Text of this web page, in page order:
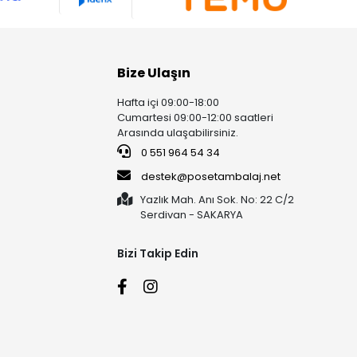
Bize Ulaşın
Hafta içi 09:00-18:00
Cumartesi 09:00-12:00 saatleri
Arasında ulaşabilirsiniz.
0 551 964 54 34
destek@posetambalaj.net
Yazlık Mah. Anı Sok. No: 22 C/2
Serdivan - SAKARYA
Bizi Takip Edin